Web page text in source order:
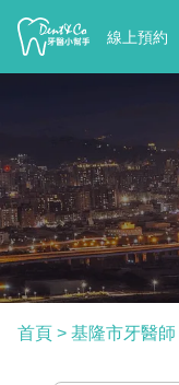
線上預約
首頁 > 基隆市牙醫師